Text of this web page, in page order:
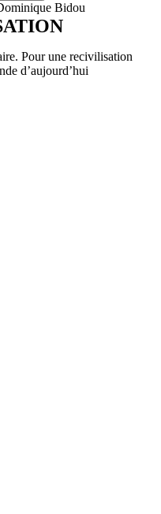
Pour une recivilisation
d’aujourd’hui